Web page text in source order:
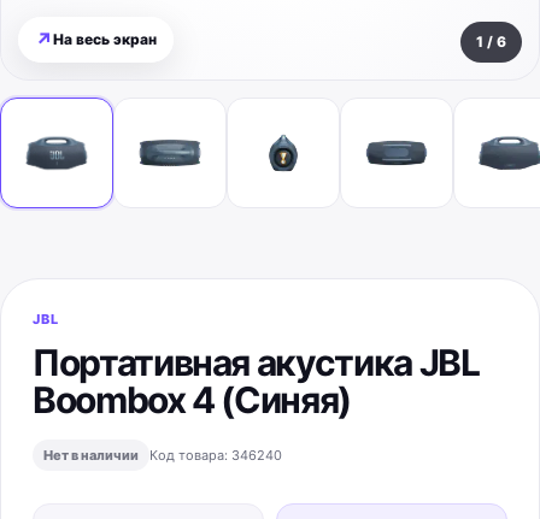
↗ На весь экран 1 / 6
JBL
Портативная акустика JBL
Boombox 4 (Синяя)
Нет в наличии Код товара: 346240